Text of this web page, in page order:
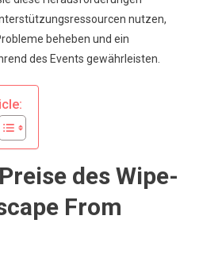
Häufige
nutzen,
beheben und ein
des Events gewährleisten.
des Wipe-
From